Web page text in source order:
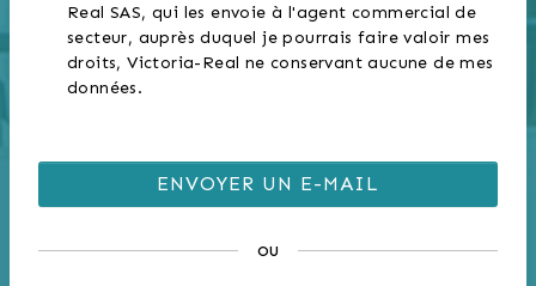
Real SAS, qui les envoie à l'agent commercial de
secteur, auprès duquel je pourrais faire valoir mes
droits, Victoria-Real ne conservant aucune de mes
données.
ou